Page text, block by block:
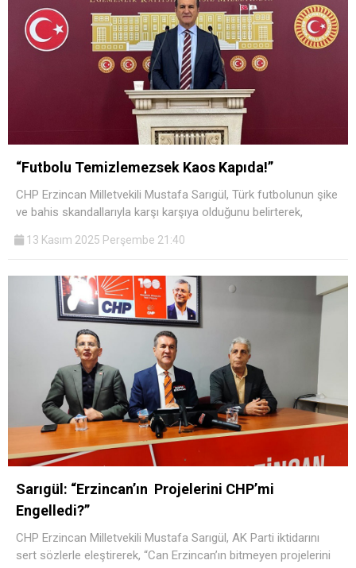
“Futbolu Temizlemezsek Kaos Kapıda!”
CHP Erzincan Milletvekili Mustafa Sarıgül, Türk futbolunun şike
ve bahis skandallarıyla karşı karşıya olduğunu belirterek,
13 Kasım 2025 Perşembe 21:40
Sarıgül: “Erzincan’ın Projelerini CHP’mi
Engelledi?”
CHP Erzincan Milletvekili Mustafa Sarıgül, AK Parti iktidarını
sert sözlerle eleştirerek, “Can Erzincan’ın bitmeyen projelerini